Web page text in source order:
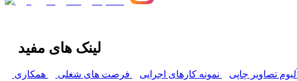
لینک های مفید
آلبوم تصاویر چاپی نمونه کارهای اجرایی فرصت های شغلی همکاری